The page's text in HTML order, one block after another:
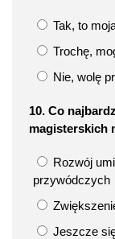
Tak, to
Trochę,
Nie, wolę
10. Co
magisterskich
Rozwój
przywódczych
Jeszcze